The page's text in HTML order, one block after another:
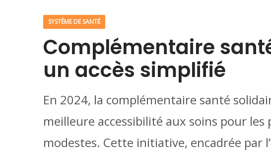
SYSTÈME DE SANTÉ
Complémentaire
un accès simplifié
En 2024, la complémentaire santé
meilleure accessibilité aux soins pour les
modestes. Cette initiative, encadrée par